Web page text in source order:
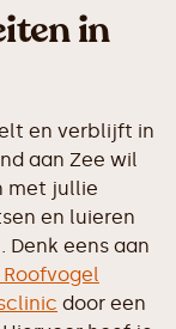
in
en verblijft in
aan Zee wil
met jullie
en luieren
Denk eens aan
Roofvogel
door een